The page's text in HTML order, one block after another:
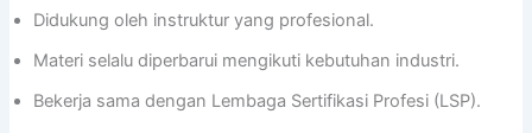
Didukung oleh instruktur yang profesional.
Materi selalu diperbarui mengikuti kebutuhan industri.
Bekerja sama dengan Lembaga Sertifikasi Profesi (LSP).